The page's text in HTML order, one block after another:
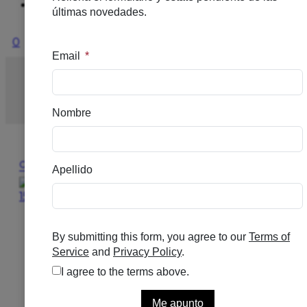
Ofertas
0
SKIN HERO PERFECCIONADOR 15ML
🔍
ERBORIAN SKIN HERO
PERFECCIONADOR 15ML
Se el primero en puntuar